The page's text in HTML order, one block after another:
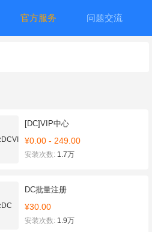
官方服务 问题交流
[DC]VIP中心
¥0.00 - 249.00
安装次数: 1.7万
DC批量注册
¥30.00
安装次数: 1.9万